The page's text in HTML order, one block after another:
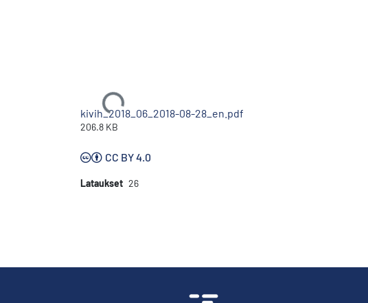
Ladataan...
kivih_2018_06_2018-08-28_en.pdf
206.8 KB
CC BY 4.0
Lataukset 26